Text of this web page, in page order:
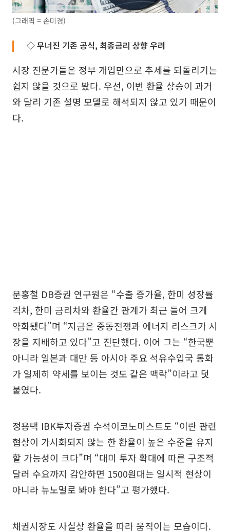
(그래픽 = 손미경)
◇ 무너진 기존 공식, 최종금리 상향 우려
시장 전문가들은 정부 개입만으로 추세를 되돌리기는
쉽지 않을 것으로 봤다. 우선, 이번 환율 상승이 과거
와 달리 기존 설명 모델로 해석되지 않고 있기 때문이
다.
문홍철 DB증권 연구원은 “수출 증가율, 한미 성장률
격차, 한미 금리차와 환율간 관계가 최근 들어 크게
약화됐다”며 “지금은 중동전쟁과 에너지 리스크가 시
장을 지배하고 있다”고 진단했다. 이어 그는 “한국뿐
아니라 일본과 대만 등 아시아 주요 석유수입국 통화
가 일제히 약세를 보이는 것도 같은 맥락”이라고 덧
붙였다.
정용택 IBK투자증권 수석이코노미스트도 “이란 관련
협상이 가시화되지 않는 한 환율이 높은 수준을 유지
할 가능성이 크다”며 “대미 투자 확대에 따른 구조적
달러 수요까지 감안하면 1500원대는 일시적 현상이
아니라 뉴노멀로 봐야 한다”고 평가했다.
채권시장도 사실상 환율을 따라 움직이는 모습이다.